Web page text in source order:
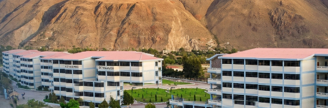
de mejora en la empresa photo system -